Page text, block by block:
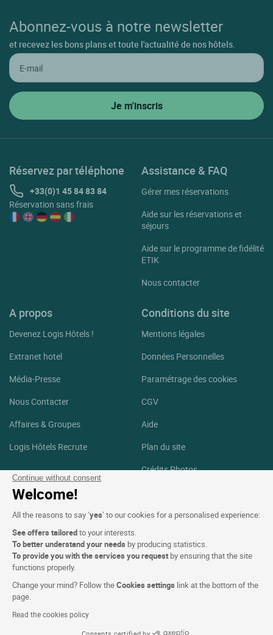
Continue without consent
Welcome!
All the reasons to say ‘yes’ to our cookies for a personalised experience:
See offers tailoredto your interests.
To better understand your needs by producing statistics.
To provide you with the services you request by ensuring that the site
functions properly.
Change your mind? Follow theCookies settings link at the bottom of the
page.
Read the cookies policy
Consents certified by
Abonnez-vous à notre newsletter
et recevez les bons plans et toute l'actualité de nos hôtels.
Réservez par téléphone
+33(0)1 45 84 83 84
Réservation sans frais
Assistance & FAQ
Gérer mes réservations
Aide sur les réservations et
séjours
Aide sur le programme de fidélité
ETIK
Nous contacter
A propos
Devenez Logis Hôtels !
Extranet hotel
Média-Presse
Nous Contacter
Affaires & Groupes
Logis Hôtels Recrute
Conditions du site
Mentions légales
Données Personnelles
Paramétrage des cookies
CGV
Aide
Plan du site
Crédits Photos
Suivez-nous
Facebook Instagram
Linkedin